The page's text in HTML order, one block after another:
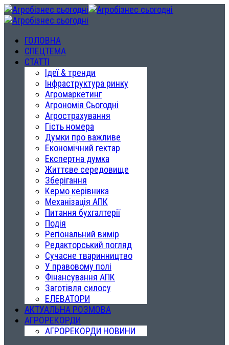
ГОЛОВНА
СПЕЦТЕМА
СТАТТІ
Ідеї & тренди
Інфраструктура ринку
Агромаркетинг
Агрономія Сьогодні
Агрострахування
Гість номера
Думки про важливе
Економічний гектар
Експертна думка
Життєве середовище
Зберігання
Кермо керівника
Механізація АПК
Питання бухгалтерії
Подія
Регіональний вимір
Редакторський погляд
Сучасне тваринництво
У правовому полі
Фінансування АПК
Заготівля силосу
ЕЛЕВАТОРИ
АКТУАЛЬНА РОЗМОВА
АГРОРЕКОРДИ
АГРОРЕКОРДИ НОВИНИ